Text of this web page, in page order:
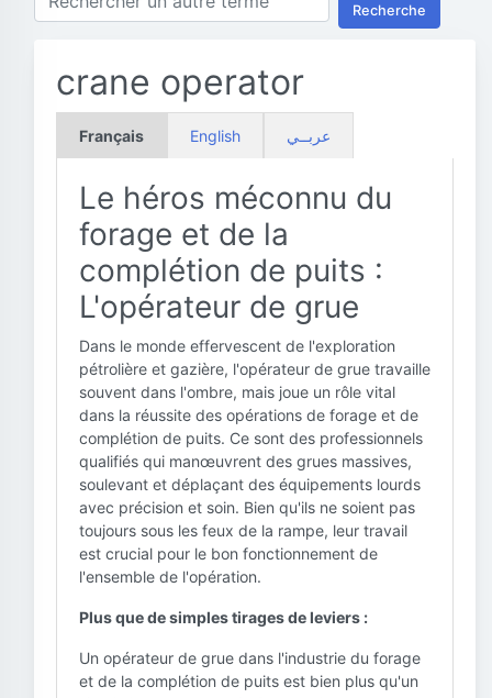
Recherche
crane operator
Français English عربــي
Le héros méconnu du
forage et de la
complétion de puits :
L'opérateur de grue
Dans le monde effervescent de l'exploration
pétrolière et gazière, l'opérateur de grue travaille
souvent dans l'ombre, mais joue un rôle vital
dans la réussite des opérations de forage et de
complétion de puits. Ce sont des professionnels
qualifiés qui manœuvrent des grues massives,
soulevant et déplaçant des équipements lourds
avec précision et soin. Bien qu'ils ne soient pas
toujours sous les feux de la rampe, leur travail
est crucial pour le bon fonctionnement de
l'ensemble de l'opération.
Plus que de simples tirages de leviers :
Un opérateur de grue dans l'industrie du forage
et de la complétion de puits est bien plus qu'un